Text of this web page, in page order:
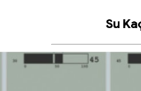
Su